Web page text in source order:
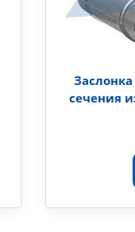
сечения